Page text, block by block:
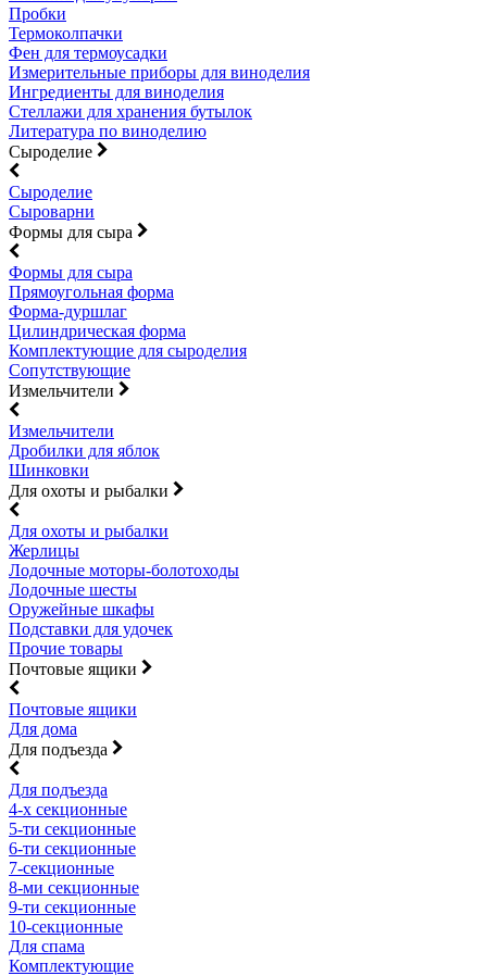
Пробки
Термоколпачки
Фен для термоусадки
Измерительные приборы для виноделия
Ингредиенты для виноделия
Стеллажи для хранения бутылок
Литература по виноделию
Сыроделие
Сыроделие
Сыроварни
Формы для сыра
Формы для сыра
Прямоугольная форма
Форма-дуршлаг
Цилиндрическая форма
Комплектующие для сыроделия
Сопутствующие
Измельчители
Измельчители
Дробилки для яблок
Шинковки
Для охоты и рыбалки
Для охоты и рыбалки
Жерлицы
Лодочные моторы-болотоходы
Лодочные шесты
Оружейные шкафы
Подставки для удочек
Прочие товары
Почтовые ящики
Почтовые ящики
Для дома
Для подъезда
Для подъезда
4-х секционные
5-ти секционные
6-ти секционные
7-секционные
8-ми секционные
9-ти секционные
10-секционные
Для спама
Комплектующие